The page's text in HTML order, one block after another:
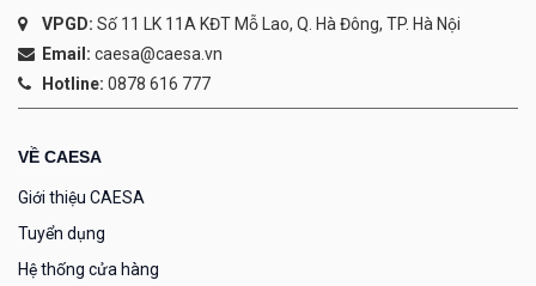
VPGD: Số 11 LK 11A KĐT Mỗ Lao, Q. Hà Đông, TP. Hà Nội
Email: caesa@caesa.vn
Hotline: 0878 616 777
VỀ CAESA
Giới thiệu CAESA
Tuyển dụng
Hệ thống cửa hàng